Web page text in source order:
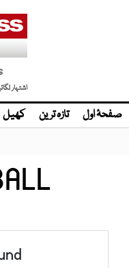
اشتہار
صفحۂ اول تازہ ترین کھیل